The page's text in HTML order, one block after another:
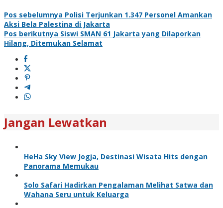
Pos sebelumnya Polisi Terjunkan 1.347 Personel Amankan
Aksi Bela Palestina di Jakarta
Pos berikutnya Siswi SMAN 61 Jakarta yang Dilaporkan
Hilang, Ditemukan Selamat
Jangan Lewatkan
HeHa Sky View Jogja, Destinasi Wisata Hits dengan
Panorama Memukau
Solo Safari Hadirkan Pengalaman Melihat Satwa dan
Wahana Seru untuk Keluarga